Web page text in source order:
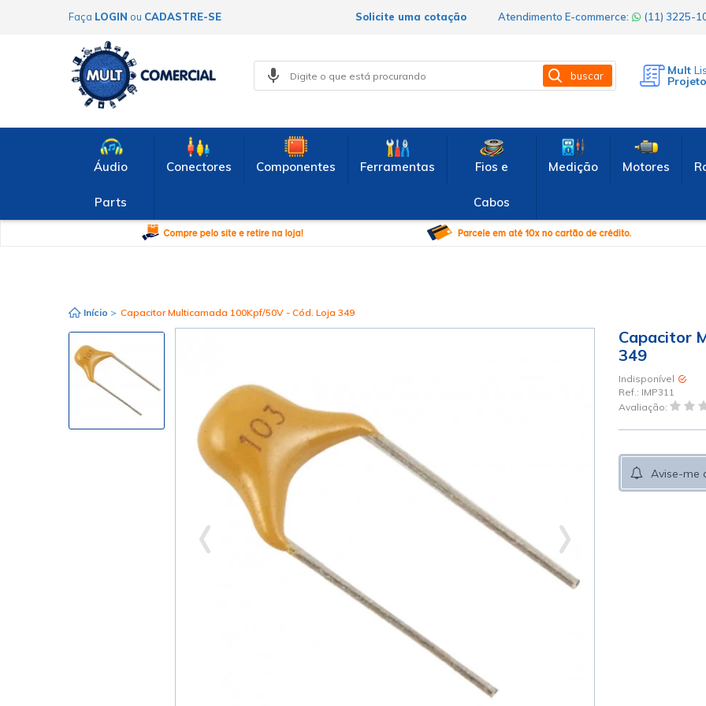
Faça LOGIN ou CADASTRE-SE Atendimento E-commerce: (11) 3225-
Solicite uma cotação
buscar Mult
Áudio
Parts
Conectores Componentes Ferramentas Fios e
Cabos
Medição Motores
Início > Capacitor Multicamada 100Kpf/50V - Cód. Loja 349
Capacitor
349
Indisponível
Ref.: IMP311
Avaliação:
Avise-me